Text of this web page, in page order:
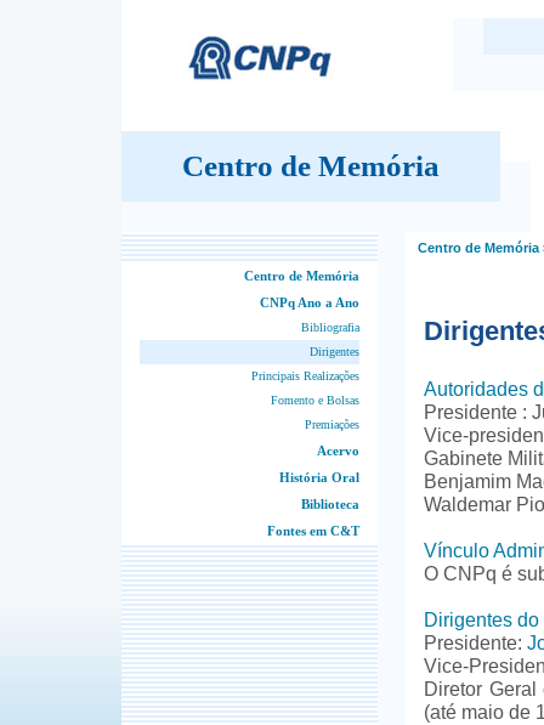
Centro de Memória
Centro de Memória
CNPq Ano a Ano
Bibliografia
Dirigentes
Principais Realizações
Fomento e Bolsas
Premiações
Acervo
História Oral
Biblioteca
Fontes em C&T
Centro de Memória
Autoridades
Presidente :
Vice-
Gabinete
Benjamim
Waldemar
Vínculo
O CNPq é
Dirigentes
Presidente:
Vice-
Diretor
(até maio de